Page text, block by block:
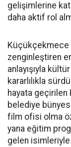
gelişimlerine
daha aktif rol
Küçükçekmece
zenginleştiren
anlayışıyla
kararlılıkla
hayata
belediye
film ofisi olma
yana eğitim
gelen